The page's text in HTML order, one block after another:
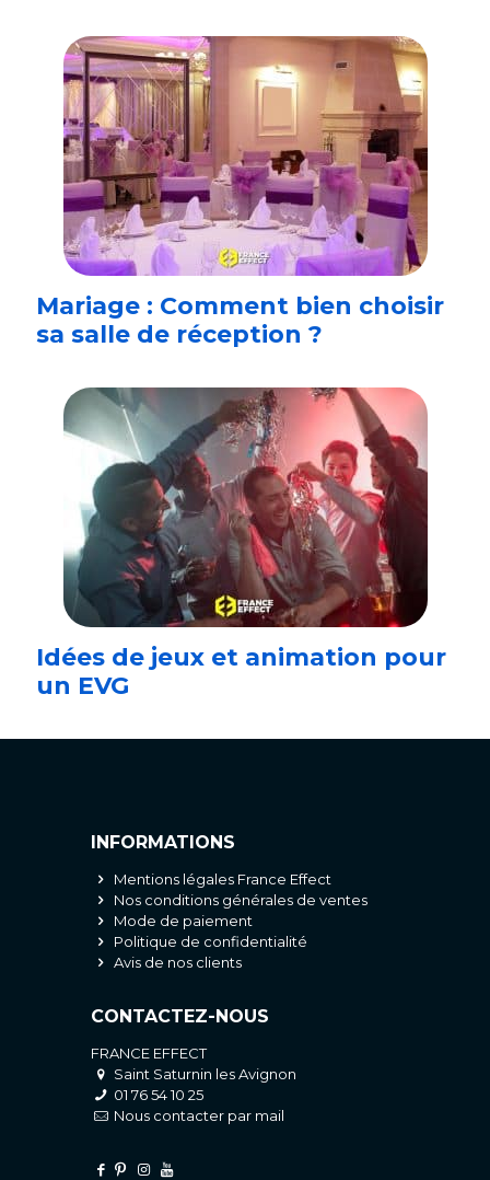
Mariage : Comment bien choisir
sa salle de réception ?
Idées de jeux et animation pour
un EVG
INFORMATIONS
Mentions légales France Effect
Nos conditions générales de ventes
Mode de paiement
Politique de confidentialité
Avis de nos clients
CONTACTEZ-NOUS
FRANCE EFFECT
Saint Saturnin les Avignon
01 76 54 10 25
Nous contacter par mail